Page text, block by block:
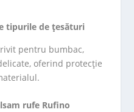
tipurile de țesături
pentru bumbac,
oferind protecție
rufe Rufino